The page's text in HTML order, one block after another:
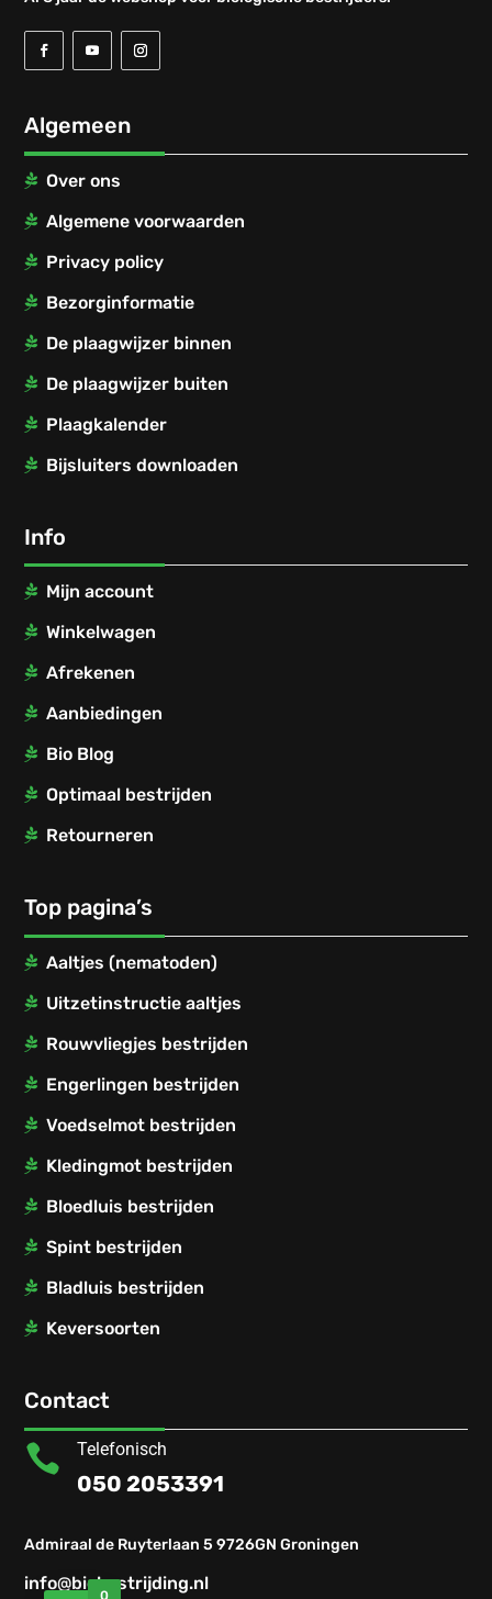
Algemeen
Over ons
Algemene voorwaarden
Privacy policy
Bezorginformatie
De plaagwijzer binnen
De plaagwijzer buiten
Plaagkalender
Bijsluiters downloaden
Info
Mijn account
Winkelwagen
Afrekenen
Aanbiedingen
Bio Blog
Optimaal bestrijden
Retourneren
Top pagina’s
Aaltjes (nematoden)
Uitzetinstructie aaltjes
Rouwvliegjes bestrijden
Engerlingen bestrijden
Voedselmot bestrijden
Kledingmot bestrijden
Bloedluis bestrijden
Spint bestrijden
Bladluis bestrijden
Keversoorten
Contact
 Telefonisch
050 2053391
Admiraal de Ruyterlaan 5 9726GN Groningen
info@biobestrijding.nl
0